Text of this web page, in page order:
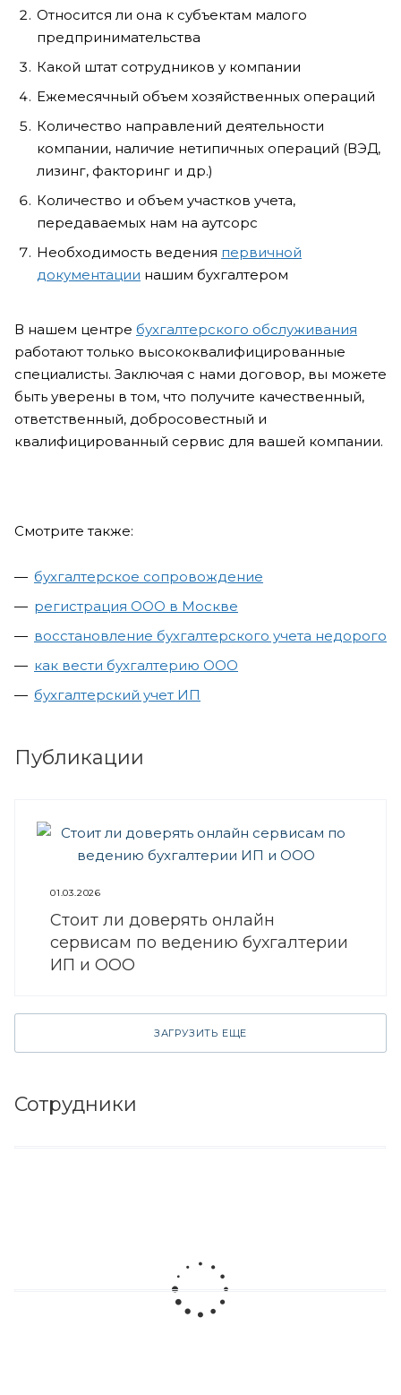
Относится ли она к субъектам малого
предпринимательства
Какой штат сотрудников у компании
Ежемесячный объем хозяйственных операций
Количество направлений деятельности
компании, наличие нетипичных операций (ВЭД,
лизинг, факторинг и др.)
Количество и объем участков учета,
передаваемых нам на аутсорс
Необходимость ведения первичной
документации нашим бухгалтером
В нашем центре бухгалтерского обслуживания
работают только высококвалифицированные
специалисты. Заключая с нами договор, вы можете
быть уверены в том, что получите качественный,
ответственный, добросовестный и
квалифицированный сервис для вашей компании.
Смотрите также:
бухгалтерское сопровождение
регистрация ООО в Москве
восстановление бухгалтерского учета недорого
как вести бухгалтерию ООО
бухгалтерский учет ИП
Публикации
01.03.2026
Стоит ли доверять онлайн
сервисам по ведению бухгалтерии
ИП и ООО
ЗАГРУЗИТЬ ЕЩЕ
Сотрудники